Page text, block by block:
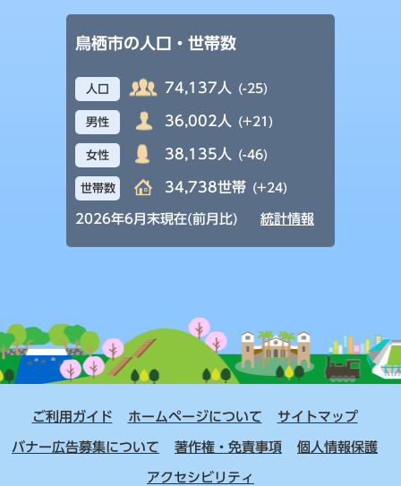
鳥栖市の人口・世帯数
人口 74,137人 (-25)
男性 36,002人 (+21)
女性 38,135人 (-46)
世帯数 34,738世帯 (+24)
2026年6月末現在(前月比) 統計情報
ご利用ガイド ホームページについて サイトマップ
バナー広告募集について 著作権・免責事項 個人情報保護
アクセシビリティ